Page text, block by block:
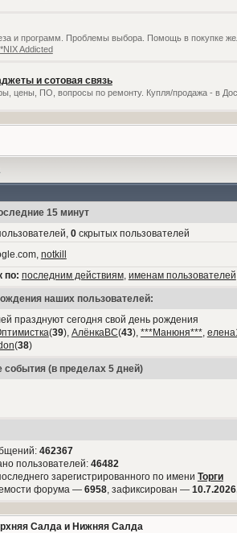
и программ. Проблемы выбора. Помощь в покупке
*NIX Addicted
и сотовая связь
цены, ПО, вопросы по ремонту. Купля/продажа - в
15 минут
0скрытых пользователей
notkill
по: последним действиям, именам пользователей
наших пользователей:
празднуют сегодня свой день рождения
(39), АлёнкаВС(43), ***Манюня***,
(38)
(в пределах 5 дней)
462367
пользователей: 46482
зарегистрированного по имени Торги
форума — 6958, зафиксирован —
Салда и Нижняя Салда